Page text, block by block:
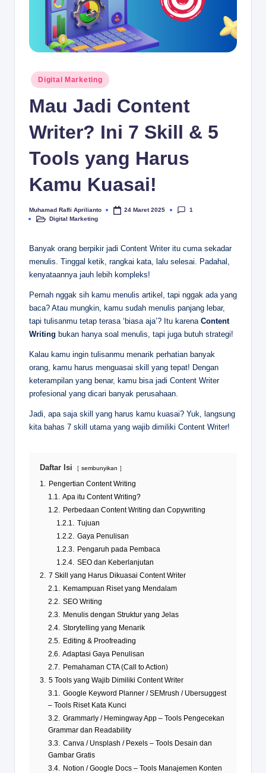
m
Posted
in
Digital Marketing
Mau Jadi Content
Writer? Ini 7 Skill & 5
Tools yang Harus
Kamu Kuasai!
Posted
by
Muhamad Rafli Aprilianto 24 Maret 2025
1
PostedDigital Marketing
Banyak orang berpikir jadi Content Writer itu cuma sekadar
menulis. Tinggal ketik, rangkai kata, lalu selesai. Padahal,
kenyataannya jauh lebih kompleks!
Pernah nggak sih kamu menulis artikel, tapi nggak ada yang
baca? Atau mungkin, kamu sudah menulis panjang lebar,
tapi tulisanmu tetap terasa ‘biasa aja’? Itu karena Content
Writing bukan hanya soal menulis, tapi juga butuh strategi!
Kalau kamu ingin tulisanmu menarik perhatian banyak
orang, kamu harus menguasai skill yang tepat! Dengan
keterampilan yang benar, kamu bisa jadi Content Writer
profesional yang dicari banyak perusahaan.
Jadi, apa saja skill yang harus kamu kuasai? Yuk, langsung
kita bahas 7 skill utama yang wajib dimiliki Content Writer!
Daftar Isi sembunyikan
1.
Pengertian Content Writing
1.1.
Apa itu Content Writing?
1.2.
Perbedaan Content Writing dan Copywriting
1.2.1.
Tujuan
1.2.2.
Gaya Penulisan
1.2.3.
Pengaruh pada Pembaca
1.2.4.
SEO dan Keberlanjutan
2.
7 Skill yang Harus Dikuasai Content Writer
2.1.
Kemampuan Riset yang Mendalam
2.2.
SEO Writing
2.3.
Menulis dengan Struktur yang Jelas
2.4.
Storytelling yang Menarik
2.5.
Editing & Proofreading
2.6.
Adaptasi Gaya Penulisan
2.7.
Pemahaman CTA (Call to Action)
3.
5 Tools yang Wajib Dimiliki Content Writer
3.1.
Google Keyword Planner / SEMrush / Ubersuggest
– Tools Riset Kata Kunci
3.2.
Grammarly / Hemingway App – Tools Pengecekan
Grammar dan Readability
3.3.
Canva / Unsplash / Pexels – Tools Desain dan
Gambar Gratis
3.4.
Notion / Google Docs – Tools Manajemen Konten